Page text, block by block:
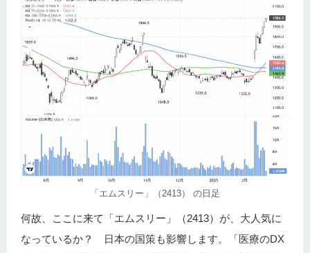
「エムスリー」（2413） の日足
何故、ここに来て「エムスリー」（2413）が、大人気に
なっているか？ 日本の国策も影響します。「医療のDX